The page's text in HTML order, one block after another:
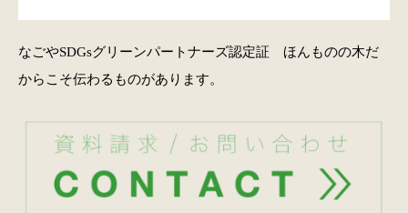
なごやSDGsグリーンパートナーズ認定証 ほんものの木だ
からこそ伝わるものがあります。